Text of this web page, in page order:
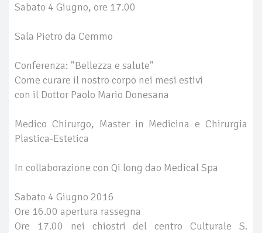
Sabato 4 Giugno, ore 17.00
Sala Pietro da Cemmo
Conferenza: "Bellezza e salute"
Come curare il nostro corpo nei mesi estivi
con il Dottor Paolo Mario Donesana
Medico Chirurgo, Master in Medicina e Chirurgia
Plastica-Estetica
In collaborazione con Qi long dao Medical Spa
Sabato 4 Giugno 2016
Ore 16.00 apertura rassegna
Ore 17.00 nei chiostri del centro Culturale S.